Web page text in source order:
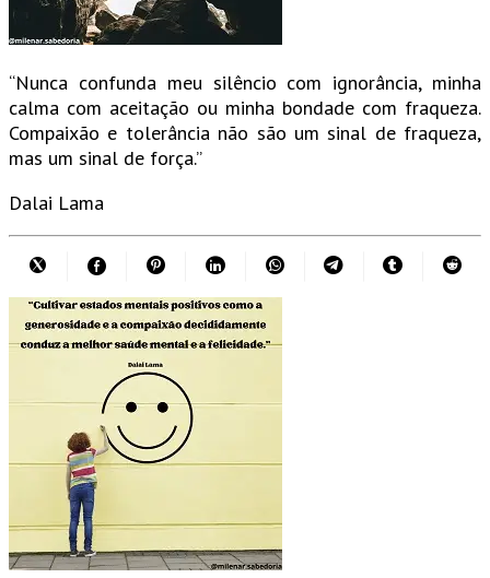
“Nunca confunda meu silêncio com ignorância, minha
calma com aceitação ou minha bondade com fraqueza.
Compaixão e tolerância não são um sinal de fraqueza,
mas um sinal de força.”
Dalai Lama